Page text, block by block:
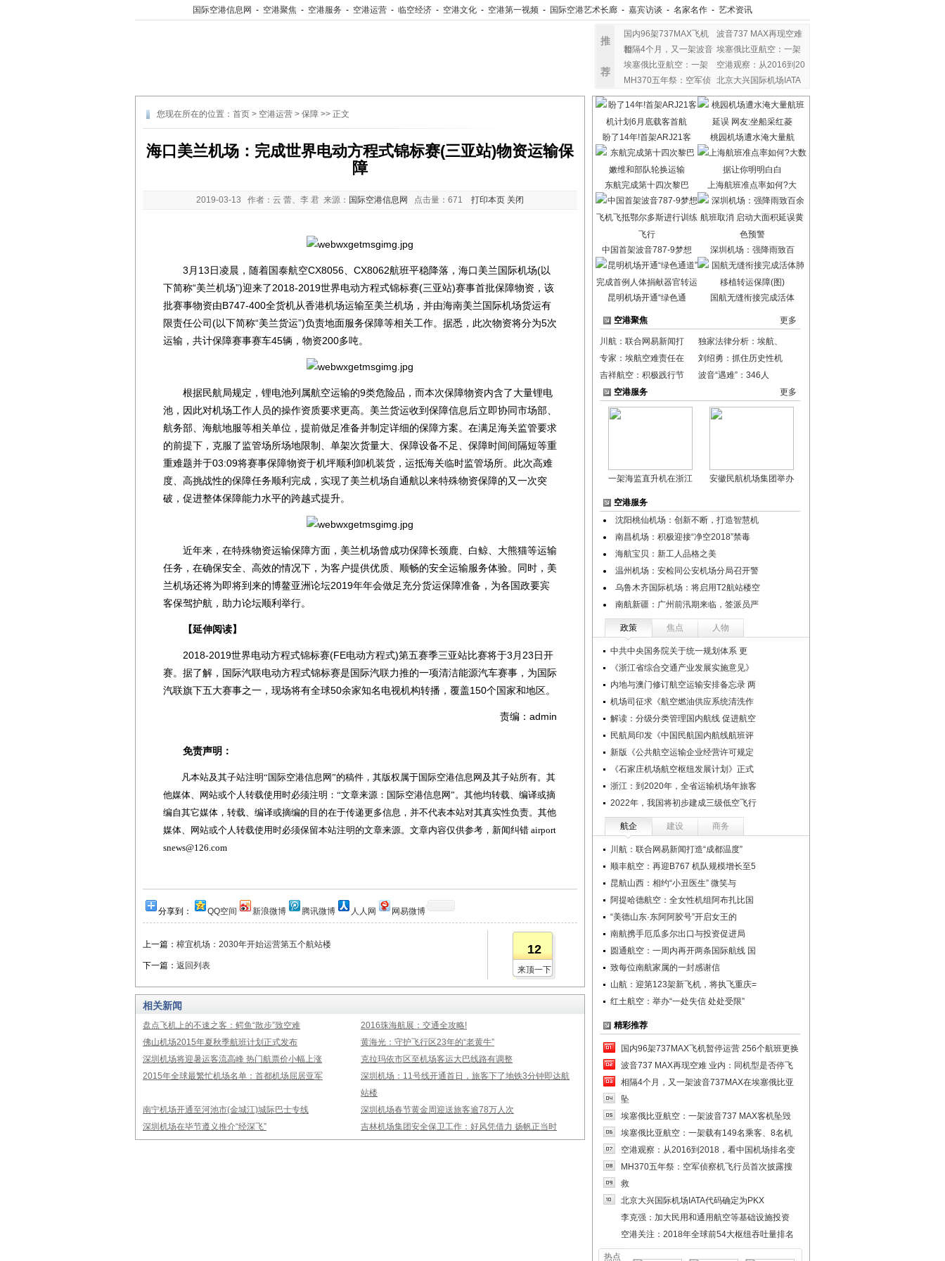
国际空港信息网 - 空港聚焦 - 空港服务 - 空港运营 - 临空经济 - 空港文化 - 空港第一视频 - 国际空港艺术长廊 - 嘉宾访谈 - 名家名作 - 艺术资讯
推
荐
国内96架737MAX飞机
暂
波音737 MAX再现空难
相隔4个月，又一架波音 埃塞俄比亚航空：一架
埃塞俄比亚航空：一架
空港观察：从2016到20
MH370五年祭：空军侦
察
北京大兴国际机场IATA
您现在所在的位置： 首页 > 空港运营 > 保障 >> 正文
海口美兰机场：完成世界电动方程式锦标赛(三亚站)物资运输保
障
2019-03-13 作者：云 蕾、李 君 来源： 国际空港信息网 点击量： 671 打印本页 关闭
3月13日凌晨，随着国泰航空CX8056、CX8062航班平稳降落，海口美兰国际机场(以
下简称“美兰机场”)迎来了2018-2019世界电动方程式锦标赛(三亚站)赛事首批保障物资，该
批赛事物资由B747-400全货机从香港机场运输至美兰机场，并由海南美兰国际机场货运有
限责任公司(以下简称“美兰货运”)负责地面服务保障等相关工作。据悉，此次物资将分为5次
运输，共计保障赛事赛车45辆，物资200多吨。
根据民航局规定，锂电池列属航空运输的9类危险品，而本次保障物资内含了大量锂电
池，因此对机场工作人员的操作资质要求更高。美兰货运收到保障信息后立即协同市场部、
航务部、海航地服等相关单位，提前做足准备并制定详细的保障方案。在满足海关监管要求
的前提下，克服了监管场所场地限制、单架次货量大、保障设备不足、保障时间间隔短等重
重难题并于03:09将赛事保障物资于机坪顺利卸机装货，运抵海关临时监管场所。此次高难
度、高挑战性的保障任务顺利完成，实现了美兰机场自通航以来特殊物资保障的又一次突
破，促进整体保障能力水平的跨越式提升。
近年来，在特殊物资运输保障方面，美兰机场曾成功保障长颈鹿、白鲸、大熊猫等运输
任务，在确保安全、高效的情况下，为客户提供优质、顺畅的安全运输服务体验。同时，美
兰机场还将为即将到来的博鳌亚洲论坛2019年年会做足充分货运保障准备，为各国政要宾
客保驾护航，助力论坛顺利举行。
【延伸阅读】
2018-2019世界电动方程式锦标赛(FE电动方程式)第五赛季三亚站比赛将于3月23日开
赛。据了解，国际汽联电动方程式锦标赛是国际汽联力推的一项清洁能源汽车赛事，为国际
汽联旗下五大赛事之一，现场将有全球50余家知名电视机构转播，覆盖150个国家和地区。
责编：admin
免责声明：
凡本站及其子站注明“国际空港信息网”的稿件，其版权属于国际空港信息网及其子站所有。其
他媒体、网站或个人转载使用时必须注明：“文章来源：国际空港信息网”。其他均转载、编译或摘
编自其它媒体，转载、编译或摘编的目的在于传递更多信息，并不代表本站对其真实性负责。其他
媒体、网站或个人转载使用时必须保留本站注明的文章来源。文章内容仅供参考，新闻纠错 airport
snews@126.com
分享到： QQ空间 新浪微博 腾讯微博 人人网 网易微博
上一篇： 樟宜机场：2030年开始运营第五个航站楼
下一篇： 返回列表
12
来顶一下
相关新闻
盘点飞机上的不速之客：鳄鱼“散步”致空难
2016珠海航展：交通全攻略!
佛山机场2015年夏秋季航班计划正式发布
黄海光：守护飞行区23年的“老黄牛”
深圳机场将迎暑运客流高峰 热门航票价小幅上涨
克拉玛依市区至机场客运大巴线路有调整
2015年全球最繁忙机场名单：首都机场屈居亚军
深圳机场：11号线开通首日，旅客下了地铁3分钟即达航
站楼
南宁机场开通至河池市(金城江)城际巴士专线
深圳机场春节黄金周迎送旅客逾78万人次
深圳机场在毕节遵义推介“经深飞”
吉林机场集团安全保卫工作：好风凭借力 扬帆正当时
盼了14年!首架ARJ21客 桃园机场遭水淹大量航
东航完成第十四次黎巴 上海航班准点率如何?大
中国首架波音787-9梦想 深圳机场：强降雨致百
昆明机场开通“绿色通 国航无缝衔接完成活体
空港聚焦 更多
川航：联合网易新闻打
独家法律分析：埃航、
专家：埃航空难责任在
刘绍勇：抓住历史性机
吉祥航空：积极践行节
波音“遇难”：346人
空港服务
更多
一架海监直升机在浙江 安徽民航机场集团举办
空港服务
沈阳桃仙机场：创新不断，打造智慧机
南昌机场：积极迎接“净空2018”禁毒
海航宝贝：新工人品格之美
温州机场：安检同公安机场分局召开警
乌鲁木齐国际机场：将启用T2航站楼空
南航新疆：广州前汛期来临，签派员严
政策 焦点 人物
中共中央国务院关于统一规划体系 更
《浙江省综合交通产业发展实施意见》
内地与澳门修订航空运输安排备忘录 两
机场司征求《航空燃油供应系统清洗作
解读：分级分类管理国内航线 促进航空
民航局印发《中国民航国内航线航班评
新版《公共航空运输企业经营许可规定
《石家庄机场航空枢纽发展计划》正式
浙江：到2020年，全省运输机场年旅客
2022年，我国将初步建成三级低空飞行
航企 建设 商务
川航：联合网易新闻打造“成都温度”
顺丰航空：再迎B767 机队规模增长至5
昆航山西：相约“小丑医生” 微笑与
阿提哈德航空：全女性机组阿布扎比国
“美德山东·东阿阿胶号”开启女王的
南航携手厄瓜多尔出口与投资促进局
圆通航空：一周内再开两条国际航线 国
致每位南航家属的一封感谢信
山航：迎第123架新飞机，将执飞重庆=
红土航空：举办“一处失信 处处受限”
精彩推荐
国内96架737MAX飞机暂停运营 256个航班更换
波音737 MAX再现空难 业内：同机型是否停飞
相隔4个月，又一架波音737MAX在埃塞俄比亚
坠
埃塞俄比亚航空：一架波音737 MAX客机坠毁
埃塞俄比亚航空：一架载有149名乘客、8名机
空港观察：从2016到2018，看中国机场排名变
MH370五年祭：空军侦察机飞行员首次披露搜
救
北京大兴国际机场IATA代码确定为PKX
李克强：加大民用和通用航空等基础设施投资
空港关注：2018年全球前54大枢纽吞吐量排名
热点